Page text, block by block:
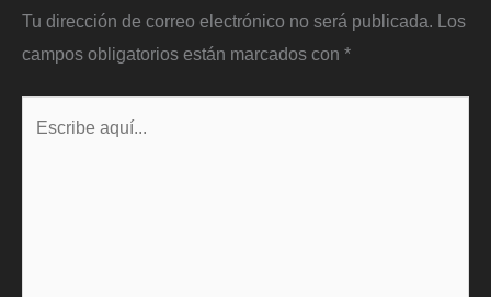
Tu dirección de correo electrónico no será publicada. Los
campos obligatorios están marcados con *